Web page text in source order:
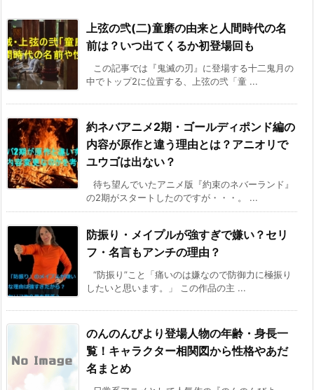
上弦の弐(二)童磨の由来と人間時代の名
前は？いつ出てくるか初登場回も
この記事では『鬼滅の刃』に登場する十二鬼月の
中でトップ2に位置する、上弦の弐「童 ...
約ネバアニメ2期・ゴールディポンド編の
内容が原作と違う理由とは？アニオリで
ユウゴは出ない？
待ち望んでいたアニメ版『約束のネバーランド』
の2期がスタートしたのですが・・・。 ...
防振り・メイプルが強すぎで嫌い？セリ
フ・名言もアンチの理由？
“防振り”こと「痛いのは嫌なので防御力に極振り
したいと思います。」 この作品の主 ...
のんのんびより登場人物の年齢・身長一
覧！キャラクター相関図から性格やあだ
名まとめ